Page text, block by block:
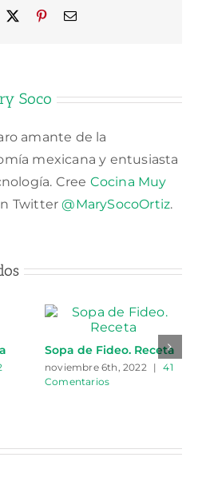
PinterestCorreo
Soco
amante de la
mexicana y entusiasta
Cree Cocina Muy
Twitter@MarySocoOrtiz.
Sopa de Fideo. Receta
noviembre 6th, 2022 |
41
Comentarios